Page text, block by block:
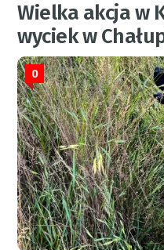
Wielka akcja w
wyciek w
0